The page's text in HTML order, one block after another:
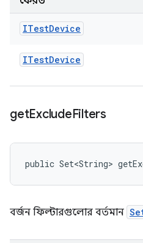
ITestDevice
ITestDevice
getExcludeFilters
public Set<String>
বর্জন ফিল্টারগুলোর বর্তমান